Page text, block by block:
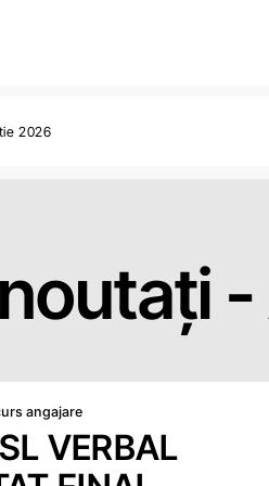
2026
-
angajare
VERBAL